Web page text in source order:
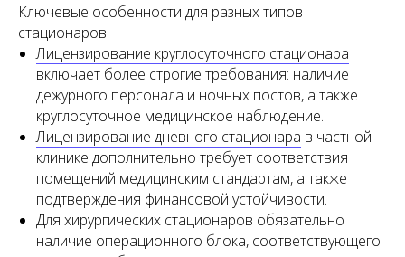
Ключевые особенности для разных типов
стационаров:
Лицензирование круглосуточного стационара
включает более строгие требования: наличие
дежурного персонала и ночных постов, а также
круглосуточное медицинское наблюдение.
Лицензирование дневного стационара в частной
клинике дополнительно требует соответствия
помещений медицинским стандартам, а также
подтверждения финансовой устойчивости.
Для хирургических стационаров обязательно
наличие операционного блока, соответствующего